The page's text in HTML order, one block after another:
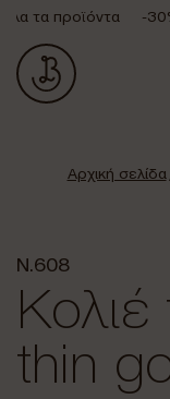
τα προϊόντα -
Αρχική σελίδα
N.608
thin